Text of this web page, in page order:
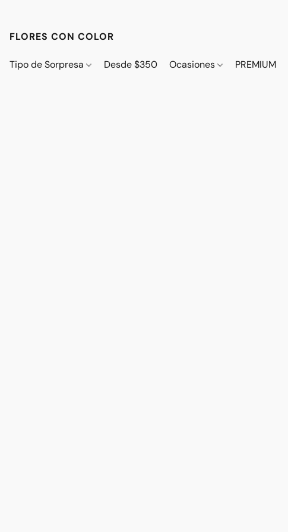
FLORES CON COLOR
Tipo de Sorpresa Desde $350 Ocasiones PREMIUM